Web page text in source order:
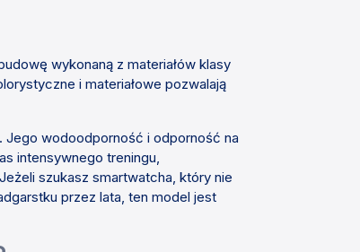
wykonaną z materiałów klasy
i materiałowe pozwalają
Jego wodoodporność i odporność na
intensywnego treningu,
szukasz smartwatcha, który nie
przez lata, ten model jest